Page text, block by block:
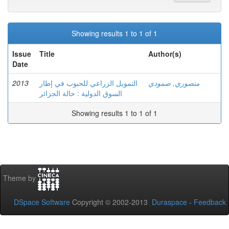
Showing results 1 to 1 of 1
Issue
Date
Title Author(s)
2013
التمويل الزراعي للحبوب في إطار
السوق الدولية : حالة الجزائر
منصوري, صمودي
Showing results 1 to 1 of 1
Theme by
DSpace Software Copyright © 2002-2013 Duraspace - Feedback